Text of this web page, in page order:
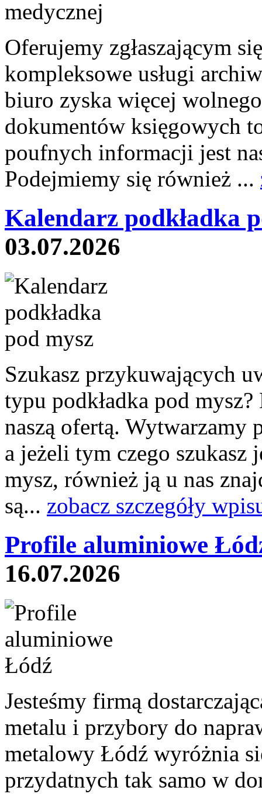
Oferujemy zgłaszającym
kompleksowe usługi
biuro zyska więcej
dokumentów księgowych
poufnych informacji jest
Podejmiemy się również ...
Kalendarz podkładka
03.07.2026
Szukasz przykuwających
typu podkładka pod
naszą ofertą. Wytwarzamy
a jeżeli tym czego szukasz
mysz, również ją u nas
są... zobacz szczegóły
Profile aluminiowe
16.07.2026
Jesteśmy firmą
metalu i przybory do
metalowy Łódź wyróżnia
przydatnych tak samo w